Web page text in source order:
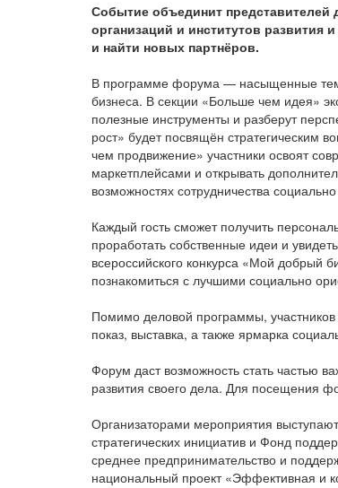
Событие объединит представителей
организаций и институтов развития
и найти новых партнёров.
В программе форума — насыщенные
бизнеса. В секции «Больше чем идея»
полезные инструменты и разберут
рост» будет посвящён стратегическим
чем продвижение» участники освоят
маркетплейсами и открывать
возможностях сотрудничества
Каждый гость сможет получить
проработать собственные идеи и
всероссийского конкурса «Мой добрый
познакомиться с лучшими социально
Помимо деловой программы, участников
показ, выставка, а также ярмарка
Форум даст возможность стать частью
развития своего дела. Для посещения
Организаторами мероприятия
стратегических инициатив и Фонд
среднее предпринимательство и
национальный проект «Эффективная и